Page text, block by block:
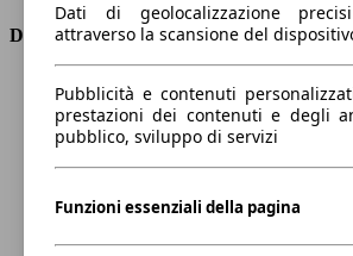
Dimensioni
Lunghezza
4050 mm
Altezza
1460 mm
Larghezza
1720 mm
Passo
2570 mm
Carico massimo
-
Porte
5
Dati di geolocalizzazione
attraverso la scansione del
Pubblicità e contenuti
prestazioni dei contenuti e degli
pubblico, sviluppo di servizi
Funzioni essenziali della pagina